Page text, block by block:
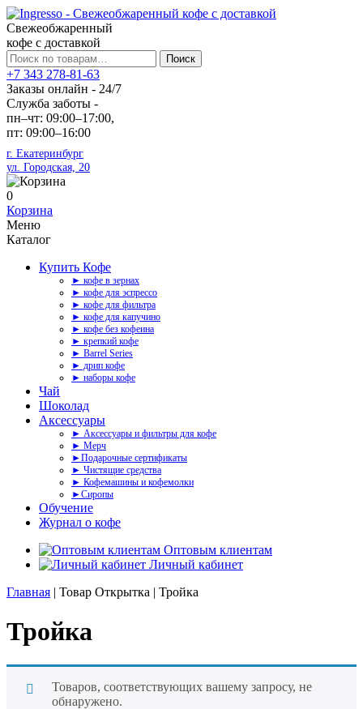
Свежеобжаренный
кофе с доставкой
Искать:
Поиск
+7 343 278-81-63
Заказы онлайн - 24/7
Служба заботы -
пн–чт: 09:00–17:00,
пт: 09:00–16:00
г. Екатеринбург
ул. Городская, 20
0
Корзина
Меню
Каталог
Купить Кофе
► кофе в зернах
► кофе для эспрессо
► кофе для фильтра
► кофе для капучино
► кофе без кофеина
► крепкий кофе
► Barrel Series
► дрип кофе
► наборы кофе
Чай
Шоколад
Аксессуары
► Аксессуары и фильтры для кофе
► Мерч
►Подарочные сертификаты
► Чистящие средства
► Кофемашины и кофемолки
►Сиропы
Обучение
Журнал о кофе
Оптовым клиентам
Личный кабинет
Главная | Товар Открытка | Тройка
Тройка
Товаров, соответствующих вашему запросу, не
обнаружено.